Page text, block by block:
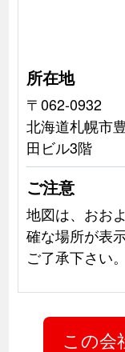
所在地
〒062-0932
北海道札幌市
田ビル3階
ご注意
地図は、おお
確な場所が表
ご了承下さい。